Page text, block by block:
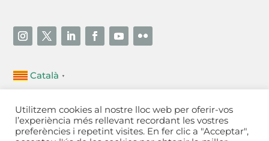
Català ▼
Unió Empresarial de l’Anoia (UEA)
Ctra. de Manresa, 131, 08700 – Igualada(Barcelona)
Tel 93 805 22 92
Utilitzem cookies al nostre lloc web per oferir-vos
l’experiència més rellevant recordant les vostres
preferències i repetint visites. En fer clic a "Acceptar",